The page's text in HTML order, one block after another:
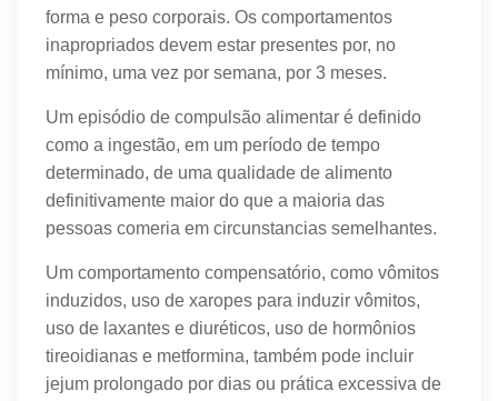
forma e peso corporais. Os comportamentos
inapropriados devem estar presentes por, no
mínimo, uma vez por semana, por 3 meses.
Um episódio de compulsão alimentar é definido
como a ingestão, em um período de tempo
determinado, de uma qualidade de alimento
definitivamente maior do que a maioria das
pessoas comeria em circunstancias semelhantes.
Um comportamento compensatório, como vômitos
induzidos, uso de xaropes para induzir vômitos,
uso de laxantes e diuréticos, uso de hormônios
tireoidianas e metformina, também pode incluir
jejum prolongado por dias ou prática excessiva de